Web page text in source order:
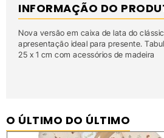
INFORMAÇÃO DO
Nova versão em caixa de lata do
apresentação ideal para presente.
25 x 1 cm com acessórios de madeira
O ÚLTIMO DO ÚLTIMO